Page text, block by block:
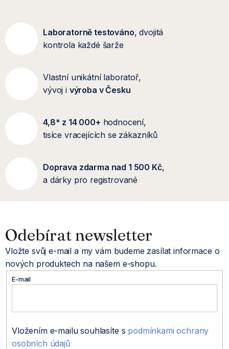
Laboratorně testováno, dvojitá
kontrola každé šarže
Vlastní unikátní laboratoř,
vývoj i výroba v Česku
4,8* z 14 000+ hodnocení,
tisíce vracejících se zákazníků
Doprava zdarma nad 1 500 Kč,
a dárky pro registrované
á
p
Odebírat newsletter
Vložte svůj e-mail a my vám budeme zasílat informace o
nových produktech na našem e-shopu.
E-mail
Vložením e-mailu souhlasíte s podmínkami ochrany
osobních údajů